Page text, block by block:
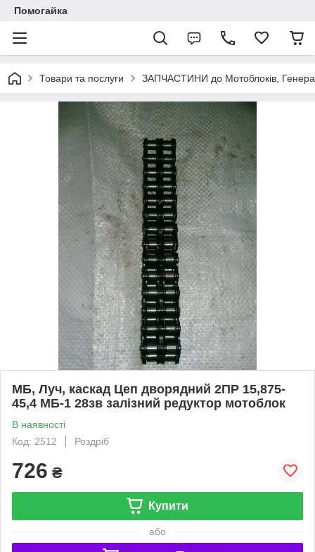
Помогайка
Товари та послуги ЗАПЧАСТИНИ до Мотоблоків,
МБ, Луч, каскад Цеп дворядний 2ПР 15,875-
45,4 МБ-1 28зв залізний редуктор мотоблок
В наявності
Код: 2512
Роздріб
726 ₴
Купити
або